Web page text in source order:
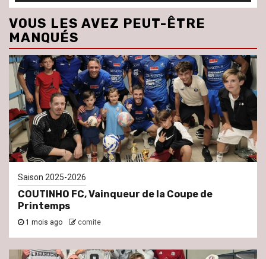
VOUS LES AVEZ PEUT-ÊTRE
MANQUÉS
Saison 2025-2026
COUTINHO FC, Vainqueur de la Coupe de
Printemps
1 mois ago comite